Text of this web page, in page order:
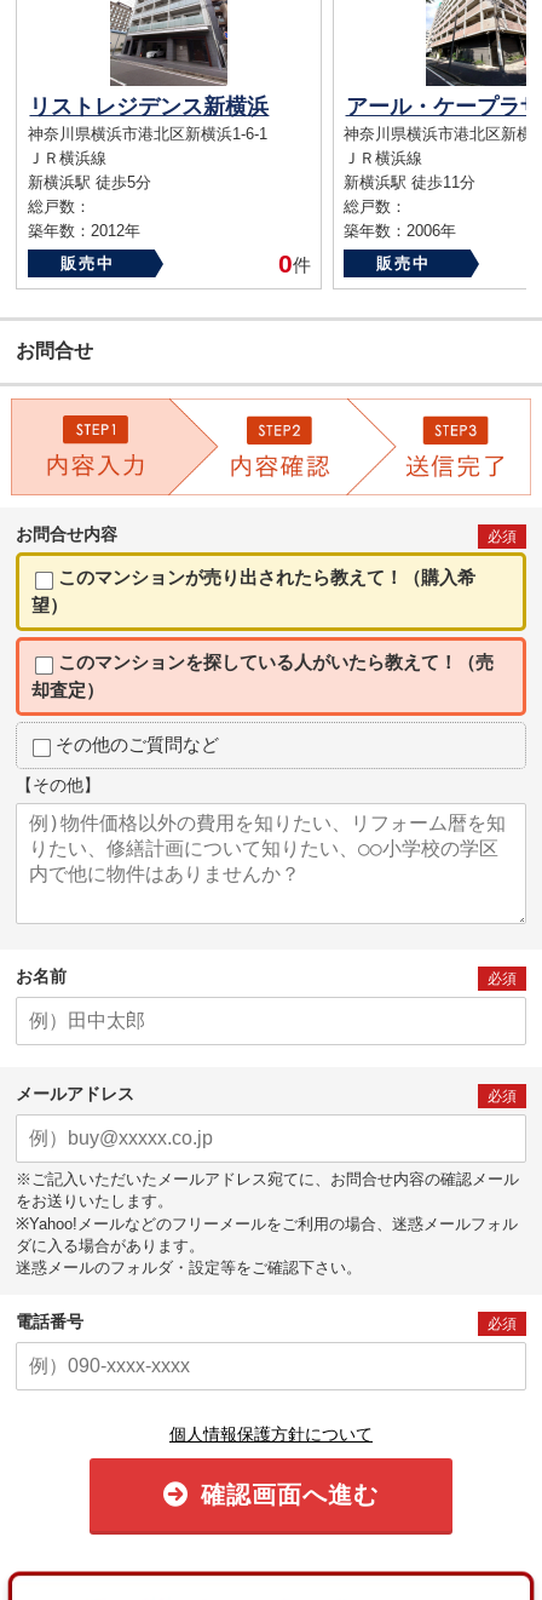
リストレジデンス新横浜
神奈川県横浜市港北区新横浜1-6-1
ＪＲ横浜線
新横浜駅 徒歩5分
総戸数：
築年数：2012年
販売中
0件
アール・ケープラ
神奈川県横浜市港北区新横
ＪＲ横浜線
新横浜駅 徒歩11分
総戸数：
築年数：2006年
販売中
お問合せ
お問合せ内容 必須
このマンションが売り出されたら教えて！（購入希
望）
このマンションを探している人がいたら教えて！（売
却査定）
その他のご質問など
【その他】
お名前 必須
メールアドレス 必須
※ご記入いただいたメールアドレス宛てに、お問合せ内容の確認メール
をお送りいたします。
※Yahoo!メールなどのフリーメールをご利用の場合、迷惑メールフォル
ダに入る場合があります。
迷惑メールのフォルダ・設定等をご確認下さい。
電話番号 必須
個人情報保護方針について
確認画面へ進む